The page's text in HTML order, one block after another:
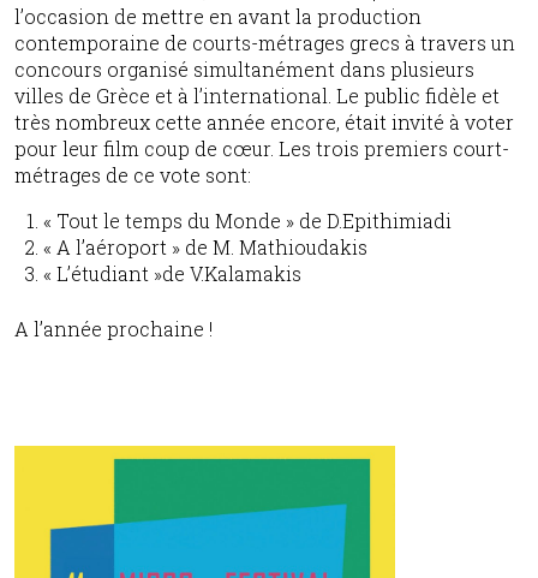
l’occasion de mettre en avant la production
contemporaine de courts-métrages grecs à travers un
concours organisé simultanément dans plusieurs
villes de Grèce et à l’international. Le public fidèle et
très nombreux cette année encore, était invité à voter
pour leur film coup de cœur. Les trois premiers court-
métrages de ce vote sont:
« Tout le temps du Monde » de D.Epithimiadi
« A l’aéroport » de M. Mathioudakis
« L’étudiant »de V.Kalamakis
A l’année prochaine !